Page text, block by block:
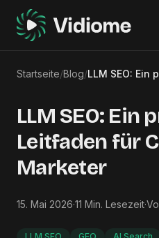
Startseite/Blog/
LLM SEO: Ein
Leitfaden für
Marketer
15. Mai 2026·11 Min. Lesezeit·